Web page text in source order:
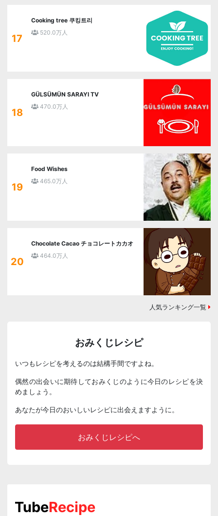
17
Cooking tree 쿠킹트리
520.0万人
18
GÜLSÜMÜN SARAYI TV
470.0万人
19
Food Wishes
465.0万人
20
Chocolate Cacao チョコレートカカオ
464.0万人
人気ランキング一覧
おみくじレシピ
いつもレシピを考えるのは結構手間ですよね。
偶然の出会いに期待しておみくじのように今日のレシピを決
めましょう。
あなたが今日のおいしいレシピに出会えますように。
おみくじレシピへ
TubeRecipe